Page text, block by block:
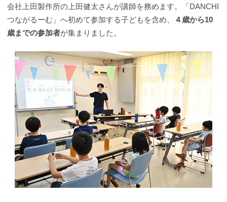
会社上田製作所の上田健太さんが講師を務めます。「DANCHI
つながるーむ」へ初めて参加する子どもを含め、
４歳から10
歳までの参加者が集まりました。